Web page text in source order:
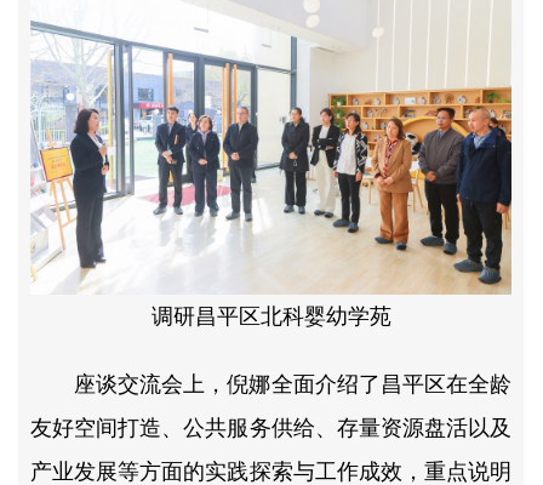
调研昌平区北科婴幼学苑
座谈交流会上，倪娜全面介绍了昌平区在全龄
友好空间打造、公共服务供给、存量资源盘活以及
产业发展等方面的实践探索与工作成效，重点说明